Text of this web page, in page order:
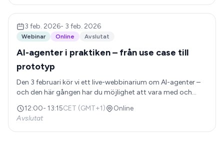
concrete real-world examples – both broad and deep.
You'll also see a live demo where we build a prototype
based on your requests, plus tips on what happens in
practice once you get started. We'll wrap up with a Q&A so
3 feb. 2026- 3 feb. 2026
Webinar Online Avslutat
AI-agenter i praktiken – från use case till
prototyp
Den 3 februari kör vi ett live-webbinarium om AI-agenter –
och den här gången har du möjlighet att vara med och
av AI-agenter: vad de är, vilka use cases som fungerar bäst,
och konkreta exempel från verkligheten – både på bredden
och på djupet. Du får också se en live-demo där vi bygger
12:00- 13:15CET (GMT+1)
Online
Avslutat